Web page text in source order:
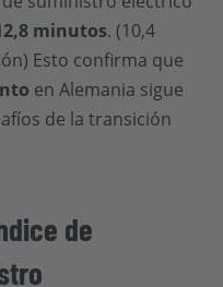
minutos. (10,4
Esto confirma que
en Alemania sigue
de la transición
de